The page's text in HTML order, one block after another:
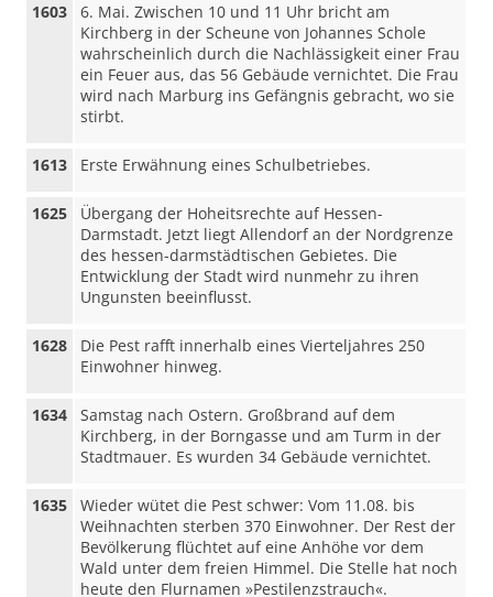
1603
6. Mai. Zwischen 10 und 11 Uhr bricht am
Kirchberg in der Scheune von Johannes Schole
wahrscheinlich durch die Nachlässigkeit einer Frau
ein Feuer aus, das 56 Gebäude vernichtet. Die Frau
wird nach Marburg ins Gefängnis gebracht, wo sie
stirbt.
1613 Erste Erwähnung eines Schulbetriebes.
1625
Übergang der Hoheitsrechte auf Hessen-
Darmstadt. Jetzt liegt Allendorf an der Nordgrenze
des hessen-darmstädtischen Gebietes. Die
Entwicklung der Stadt wird nunmehr zu ihren
Ungunsten beeinflusst.
1628
Die Pest rafft innerhalb eines Vierteljahres 250
Einwohner hinweg.
1634
Samstag nach Ostern. Großbrand auf dem
Kirchberg, in der Borngasse und am Turm in der
Stadtmauer. Es wurden 34 Gebäude vernichtet.
1635
Wieder wütet die Pest schwer: Vom 11.08. bis
Weihnachten sterben 370 Einwohner. Der Rest der
Bevölkerung flüchtet auf eine Anhöhe vor dem
Wald unter dem freien Himmel. Die Stelle hat noch
heute den Flurnamen »Pestilenzstrauch«.